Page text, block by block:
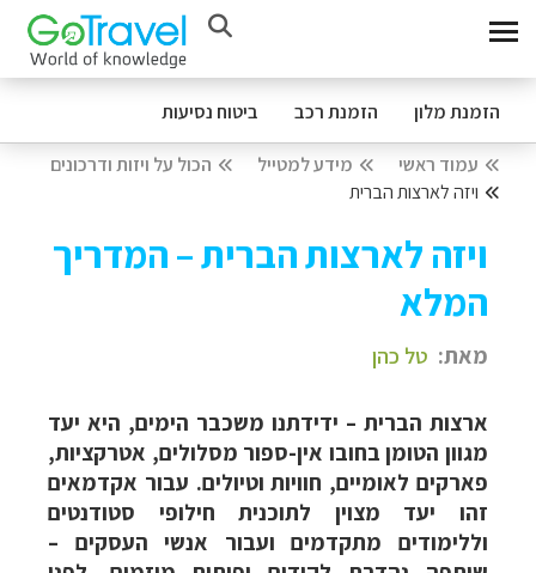
הזמנת מלון הזמנת רכב ביטוח נסיעות
עמוד ראשי מידע למטייל
הכול על ויזות ודרכונים
ויזה לארצות הברית
ויזה לארצות הברית – המדריך
המלא
מאת: טל כהן
ארצות הברית – ידידתנו משכבר הימים, היא יעד
מגוון הטומן בחובו אין-ספור מסלולים, אטרקציות,
פארקים לאומיים, חוויות וטיולים. עבור אקדמאים
זהו יעד מצוין לתוכנית חילופי סטודנטים
וללימודים מתקדמים ועבור אנשי העסקים –